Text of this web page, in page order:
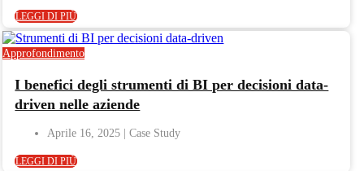
LEGGI DI PIÙ
Approfondimento
I benefici degli strumenti di BI per decisioni data-
driven nelle aziende
Aprile 16, 2025
LEGGI DI PIÙ